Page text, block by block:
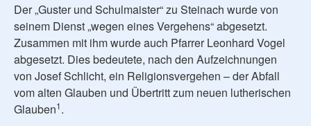
Der „Guster und Schulmaister“ zu Steinach wurde von
seinem Dienst „wegen eines Vergehens“ abgesetzt.
Zusammen mit ihm wurde auch Pfarrer Leonhard Vogel
abgesetzt. Dies bedeutete, nach den Aufzeichnungen
von Josef Schlicht, ein Religionsvergehen – der Abfall
vom alten Glauben und Übertritt zum neuen lutherischen
Glauben1.